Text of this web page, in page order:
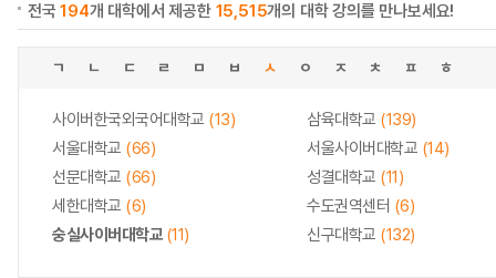
전국194개 대학에서 제공한 15,515개의 대학 강의를 만나보세요!
ㄱ ㄴ ㄷ ㄹ ㅁ ㅂ ㅅ ㅇ ㅈ ㅊ ㅍ ㅎ
사이버한국외국어대학교 (13) 삼육대학교 (139)
서울대학교 (66) 서울사이버대학교 (14)
선문대학교 (66) 성결대학교 (11)
세한대학교 (6) 수도권역센터 (6)
숭실사이버대학교(11) 신구대학교 (132)